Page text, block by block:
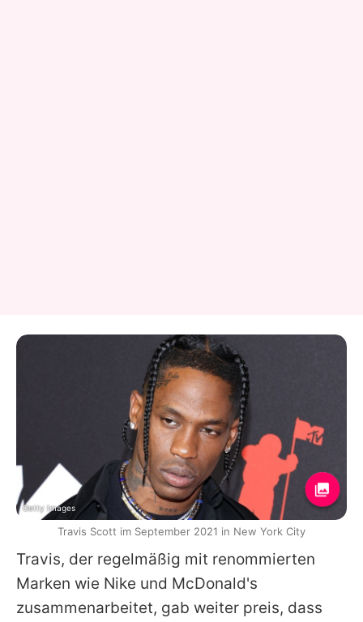
Travis, der regelmäßig mit renommierten
Marken wie Nike und McDonald's
zusammenarbeitet, gab weiter preis, dass
Getty Images
Travis Scott im September 2021 in New York City